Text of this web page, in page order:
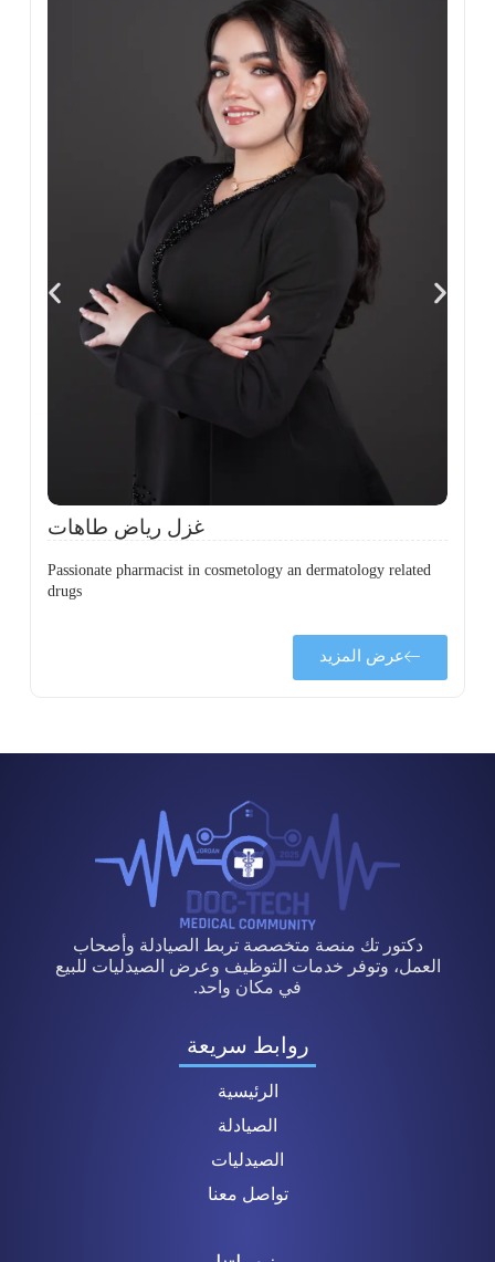
غزل رياض طاهات
Passionate pharmacist in cosmetology an dermatology related
drugs
عرض المزيد
دكتور تك منصة متخصصة تربط الصيادلة وأصحاب
العمل، وتوفر خدمات التوظيف وعرض الصيدليات للبيع
في مكان واحد.
روابط سريعة
الرئيسية
الصيادلة
الصيدليات
تواصل معنا